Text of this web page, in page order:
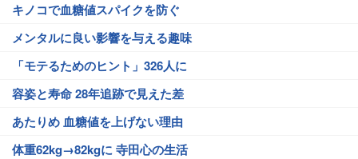
キノコで血糖値スパイクを防ぐ
メンタルに良い影響を与える趣味
「モテるためのヒント」326人に
容姿と寿命 28年追跡で見えた差
あたりめ 血糖値を上げない理由
体重62kg→82kgに 寺田心の生活